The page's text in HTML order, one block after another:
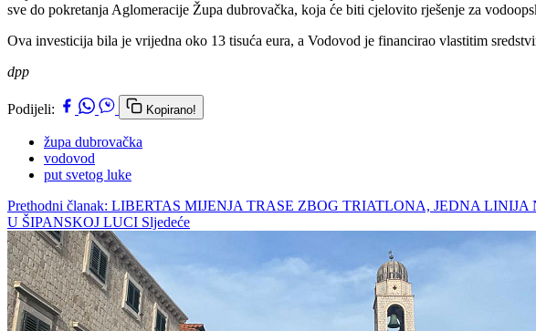
sve do pokretanja Aglomeracije Župa dubrovačka, koja će biti cjelovito rješenje za
Ova investicija bila je vrijedna oko 13 tisuća eura, a Vodovod je financirao vlastitim
dpp
Podijeli: Kopirano!
župa dubrovačka
vodovod
put svetog luke
Prethodni članak: LIBERTAS MIJENJA TRASE ZBOG TRIATLONA, JEDNA
U ŠIPANSKOJ LUCI Sljedeće